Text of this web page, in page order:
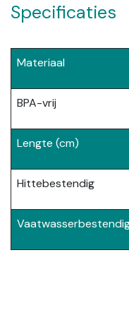
Specificaties
Materiaal
BPA-vrij
Lengte (cm)
Hittebestendig